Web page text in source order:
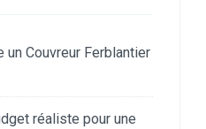
Couvreur Ferblantier
réaliste pour une